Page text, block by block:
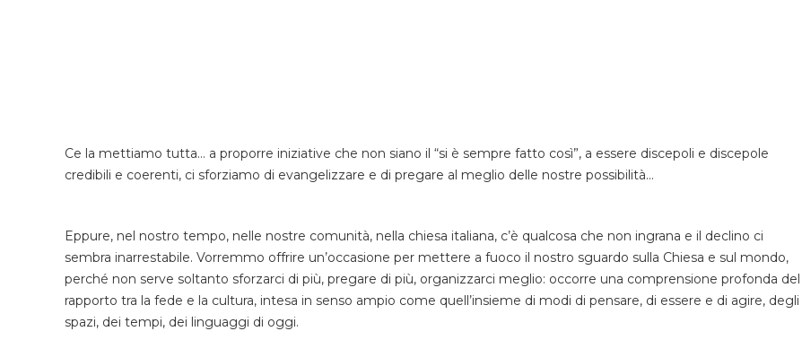
Ce la mettiamo tutta… a proporre iniziative che non siano il “si è sempre fatto così”, a essere discepoli e discepole
credibili e coerenti, ci sforziamo di evangelizzare e di pregare al meglio delle nostre possibilità…
Eppure, nel nostro tempo, nelle nostre comunità, nella chiesa italiana, c’è qualcosa che non ingrana e il declino ci
sembra inarrestabile. Vorremmo offrire un’occasione per mettere a fuoco il nostro sguardo sulla Chiesa e sul mondo,
perché non serve soltanto sforzarci di più, pregare di più, organizzarci meglio: occorre una comprensione profonda del
rapporto tra la fede e la cultura, intesa in senso ampio come quell’insieme di modi di pensare, di essere e di agire, degli
spazi, dei tempi, dei linguaggi di oggi.